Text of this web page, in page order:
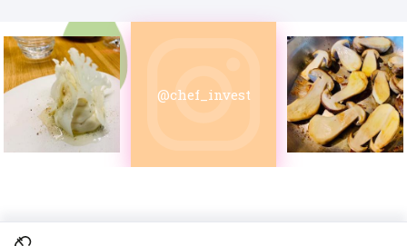
@chef_invest